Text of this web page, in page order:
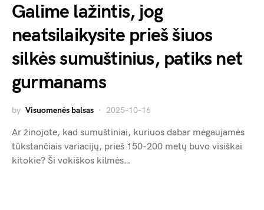
Galime lažintis, jog
neatsilaikysite prieš šiuos
silkės sumuštinius, patiks net
gurmanams
by Visuomenės balsas 2025-10-16
Ar žinojote, kad sumuštiniai, kuriuos dabar mėgaujamės
tūkstančiais variacijų, prieš 150-200 metų buvo visiškai
kitokie? Ši vokiškos kilmės…